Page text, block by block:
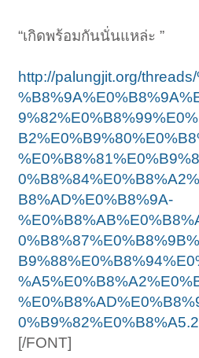
“เกิดพร้อมกันนั่นแหล่ะ ”
http://palungjit.org/
B8%AD%E0%B8%9A-
[/FONT]